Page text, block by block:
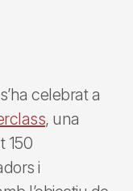
celebrat a
, una
150
i